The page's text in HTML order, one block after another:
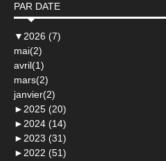
PAR DATE
▼ 2026 (7)
mai(2)
avril(1)
mars(2)
janvier(2)
► 2025 (20)
► 2024 (14)
► 2023 (31)
► 2022 (51)